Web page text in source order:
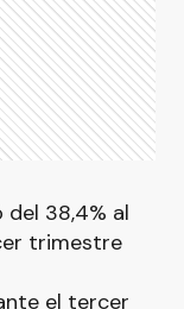
38,4% al
trimestre
el tercer